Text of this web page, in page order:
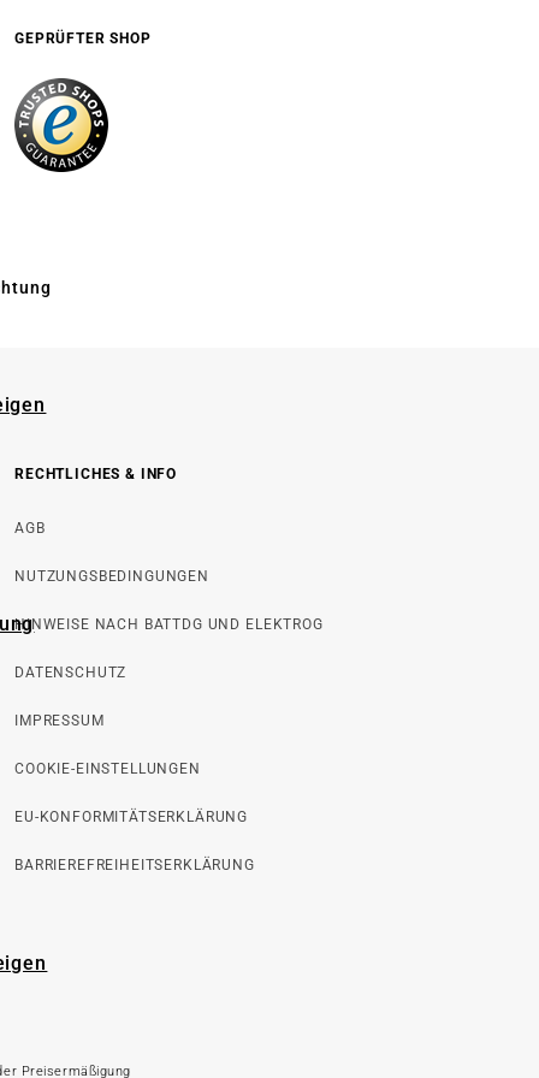
GEPRÜFTER SHOP
RECHTLICHES & INFO
AGB
NUTZUNGSBEDINGUNGEN
HINWEISE NACH BATTDG UND ELEKTROG
DATENSCHUTZ
IMPRESSUM
COOKIE-EINSTELLUNGEN
EU-KONFORMITÄTSERKLÄRUNG
BARRIEREFREIHEITSERKLÄRUNG
Preisermäßigung